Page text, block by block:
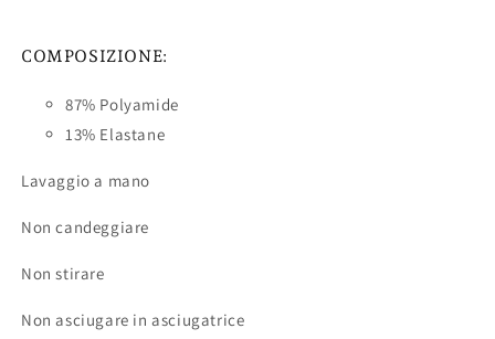
COMPOSIZIONE:
87% Polyamide
13% Elastane
Lavaggio a mano
Non candeggiare
Non stirare
Non asciugare in asciugatrice